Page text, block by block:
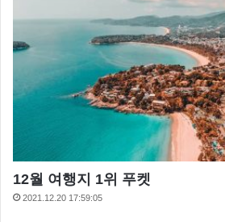
12월 여행지 1위 푸켓
2021.12.20 17:59:05